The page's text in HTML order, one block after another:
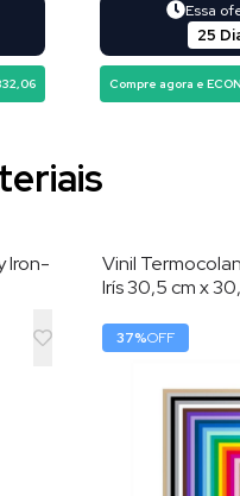
Essa
25
Compre agora e
Iron-
Vinil
Irís 30,5 cm x
37%OFF